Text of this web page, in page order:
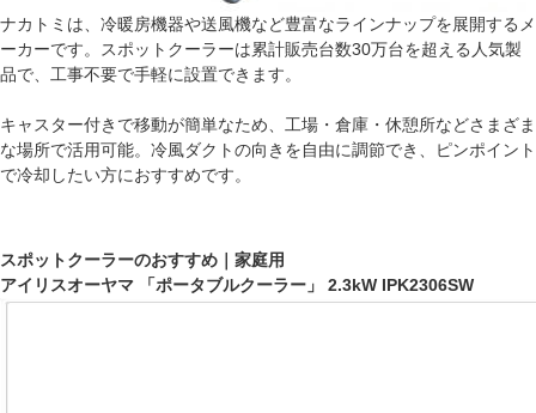
ナカトミは、冷暖房機器や送風機など豊富なラインナップを展開するメ
ーカーです。スポットクーラーは累計販売台数30万台を超える人気製
品で、工事不要で手軽に設置できます。
キャスター付きで移動が簡単なため、工場・倉庫・休憩所などさまざま
な場所で活用可能。冷風ダクトの向きを自由に調節でき、ピンポイント
で冷却したい方におすすめです。
スポットクーラーのおすすめ｜家庭用
アイリスオーヤマ 「ポータブルクーラー」 2.3kW IPK2306SW